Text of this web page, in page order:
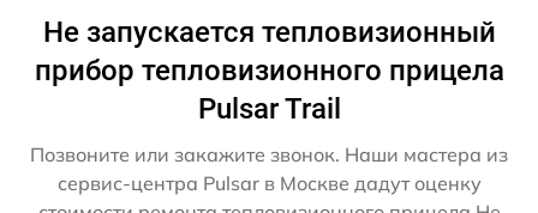
Не запускается тепловизионный
прибор тепловизионного прицела
Pulsar Trail
Позвоните или закажите звонок. Наши мастера из
сервис-центра Pulsar в Москве дадут оценку